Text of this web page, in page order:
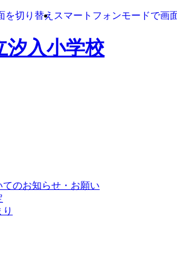
を切り替え スマートフォンモードで画
汐入小学校
のお知らせ・お願い